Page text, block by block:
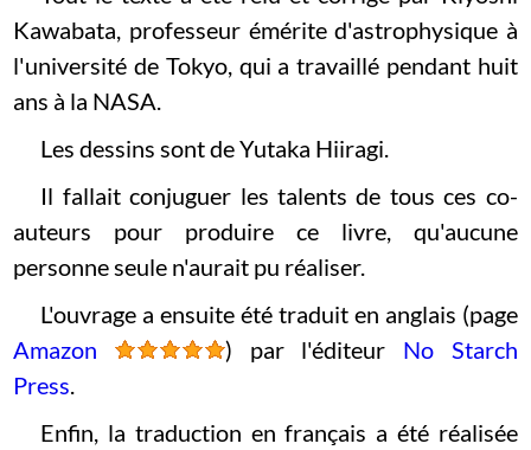
Kawabata, professeur émérite d'astrophysique à
l'université de Tokyo, qui a travaillé pendant huit
ans à la NASA.
Les dessins sont de Yutaka Hiiragi.
Il fallait conjuguer les talents de tous ces co-
auteurs pour produire ce livre, qu'aucune
personne seule n'aurait pu réaliser.
L'ouvrage a ensuite été traduit en anglais (page
Amazon
) par l'éditeur No Starch
Press.
Enfin, la traduction en français a été réalisée